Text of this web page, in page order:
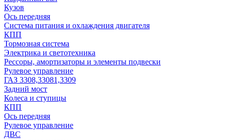
Кузов
Ось передняя
Система питания и охлаждения двигателя
КПП
Тормозная система
Электрика и светотехника
Рессоры, амортизаторы и элементы подвески
Рулевое управление
ГАЗ 3308,33081,3309
Задний мост
Колеса и ступицы
КПП
Ось передняя
Рулевое управление
ДВС